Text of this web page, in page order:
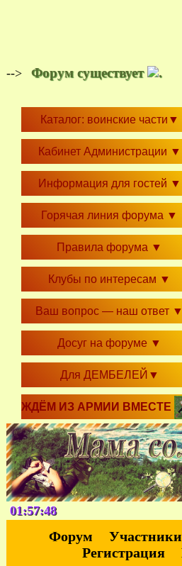
--> Форум существует .
Каталог: воинские части ▼
Кабинет Администрации ▼
Информация для гостей ▼
Горячая линия форума ▼
Правила форума ▼
Клубы по интересам ▼
Ваш вопрос — наш ответ ▼
Досуг на форуме ▼
Для ДЕМБЕЛЕЙ ▼
ЖДЁМ ИЗ АРМИИ ВМЕСТЕ
01:57:49
Форум Участники
Регистрация